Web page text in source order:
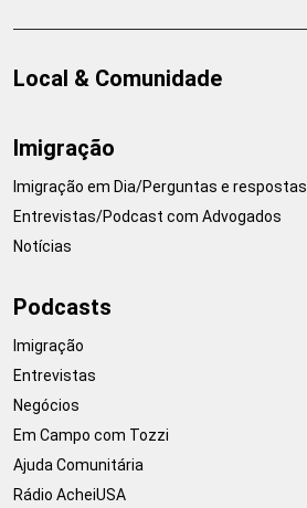
Local & Comunidade
Imigração
Imigração em Dia/Perguntas e respostas
Entrevistas/Podcast com Advogados
Notícias
Podcasts
Imigração
Entrevistas
Negócios
Em Campo com Tozzi
Ajuda Comunitária
Rádio AcheiUSA